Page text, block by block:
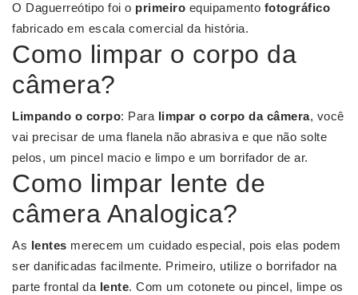
O Daguerreótipo foi o primeiro equipamento fotográfico
fabricado em escala comercial da história.
Como limpar o corpo da
câmera?
Limpando o corpo: Para limpar o corpo da câmera, você
vai precisar de uma flanela não abrasiva e que não solte
pelos, um pincel macio e limpo e um borrifador de ar.
Como limpar lente de
câmera Analogica?
As lentes merecem um cuidado especial, pois elas podem
ser danificadas facilmente. Primeiro, utilize o borrifador na
parte frontal da lente. Com um cotonete ou pincel, limpe os